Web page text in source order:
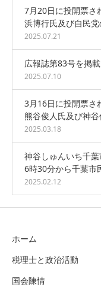
7月20日に投開票さ
浜博行氏及び自民
2025.07.21
広報誌第83号を掲載
2025.07.10
3月16日に投開票さ
熊谷俊人氏及び神
2025.03.18
神谷しゅんいち千
6時30分から千葉市
2025.02.12
ホーム
税理士と政治活動
国会陳情